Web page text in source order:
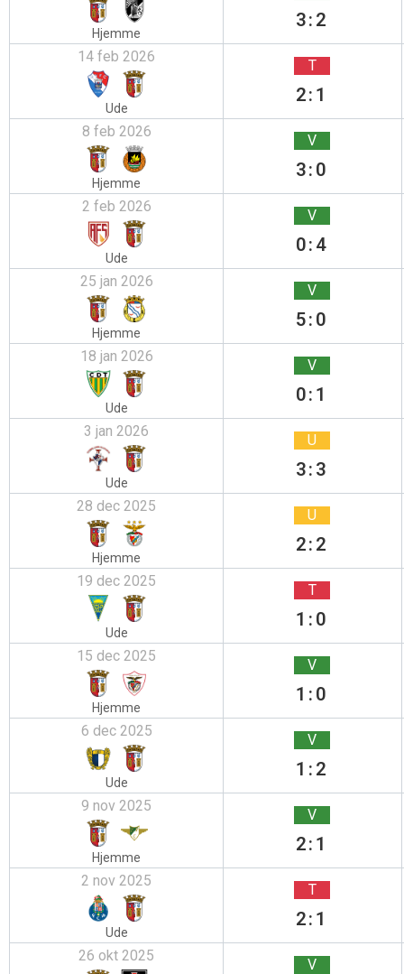
Hjemme
3:2
14 feb 2026
Ude
T
2:1
8 feb 2026
Hjemme
V
3:0
2 feb 2026
Ude
V
0:4
25 jan 2026
Hjemme
V
5:0
18 jan 2026
Ude
V
0:1
3 jan 2026
Ude
U
3:3
28 dec 2025
Hjemme
U
2:2
19 dec 2025
Ude
T
1:0
15 dec 2025
Hjemme
V
1:0
6 dec 2025
Ude
V
1:2
9 nov 2025
Hjemme
V
2:1
2 nov 2025
Ude
T
2:1
26 okt 2025 V